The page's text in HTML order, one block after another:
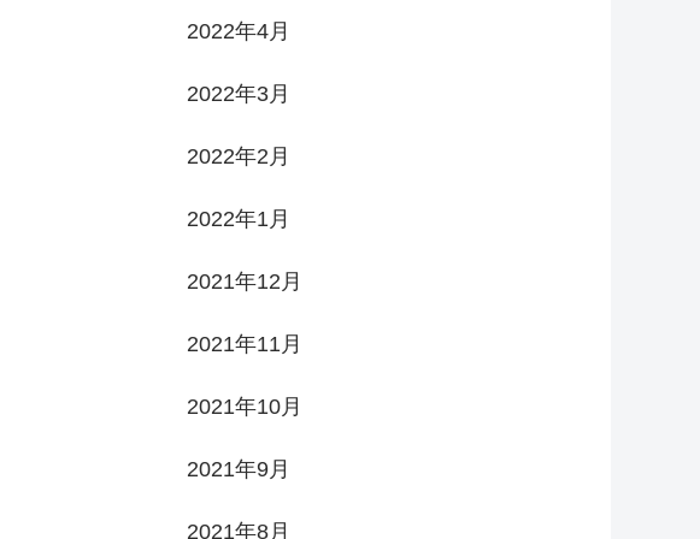
2022年4月
2022年3月
2022年2月
2022年1月
2021年12月
2021年11月
2021年10月
2021年9月
2021年8月